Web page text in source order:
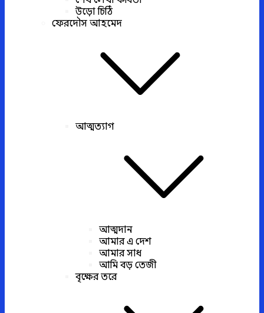
উড়ো চিঠি
ফেরদৌস আহমেদ
আত্মত্যাগ
আত্মদান
আমার এ দেশ
আমার সাধ
আমি বড় তেজী
বৃক্ষের তরে